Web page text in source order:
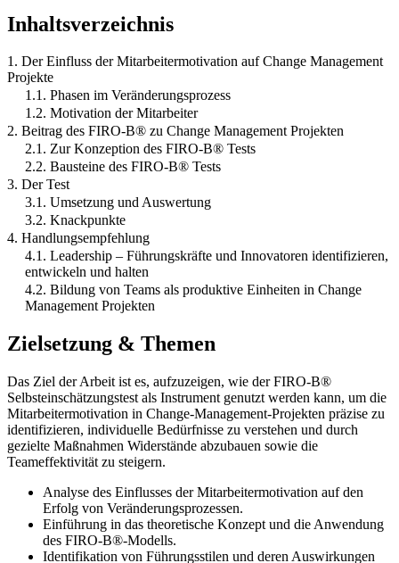
Inhaltsverzeichnis
1. Der Einfluss der Mitarbeitermotivation auf Change Management
Projekte
1.1. Phasen im Veränderungsprozess
1.2. Motivation der Mitarbeiter
2. Beitrag des FIRO-B® zu Change Management Projekten
2.1. Zur Konzeption des FIRO-B® Tests
2.2. Bausteine des FIRO-B® Tests
3. Der Test
3.1. Umsetzung und Auswertung
3.2. Knackpunkte
4. Handlungsempfehlung
4.1. Leadership – Führungskräfte und Innovatoren identifizieren,
entwickeln und halten
4.2. Bildung von Teams als produktive Einheiten in Change
Management Projekten
Zielsetzung & Themen
Das Ziel der Arbeit ist es, aufzuzeigen, wie der FIRO-B®
Selbsteinschätzungstest als Instrument genutzt werden kann, um die
Mitarbeitermotivation in Change-Management-Projekten präzise zu
identifizieren, individuelle Bedürfnisse zu verstehen und durch
gezielte Maßnahmen Widerstände abzubauen sowie die
Teameffektivität zu steigern.
Analyse des Einflusses der Mitarbeitermotivation auf den
Erfolg von Veränderungsprozessen.
Einführung in das theoretische Konzept und die Anwendung
des FIRO-B®-Modells.
Identifikation von Führungsstilen und deren Auswirkungen